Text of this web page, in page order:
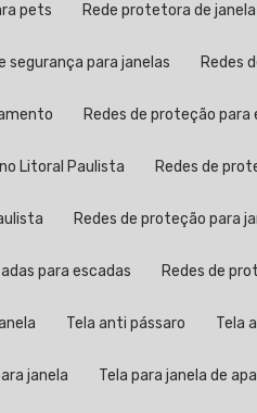
pets Rede protetora de janela
segurança para janelas
Redes de proteção
Litoral Paulista Redes de
Redes de proteção para
para escadas Redes de
Tela anti pássaro
janela Tela para janela de